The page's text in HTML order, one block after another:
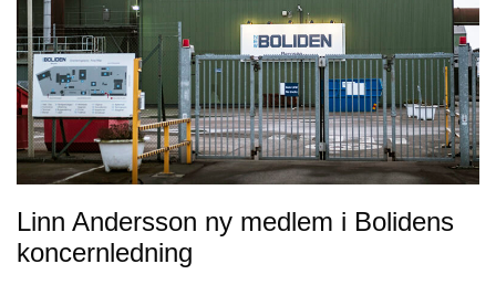
Linn Andersson ny medlem i Bolidens
koncernledning